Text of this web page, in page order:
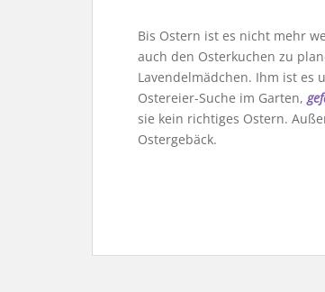
Bis Ostern ist es nicht mehr
auch den Osterkuchen zu
Lavendelmädchen. Ihm ist es
Ostereier-Suche im Garten,
sie kein richtiges Ostern.
Ostergebäck.